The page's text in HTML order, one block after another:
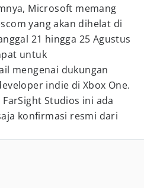
Microsoft memang
yang akan dihelat di
21 hingga 25 Agustus
untuk
mengenai dukungan
indie di Xbox One.
Studios ini ada
konfirmasi resmi dari